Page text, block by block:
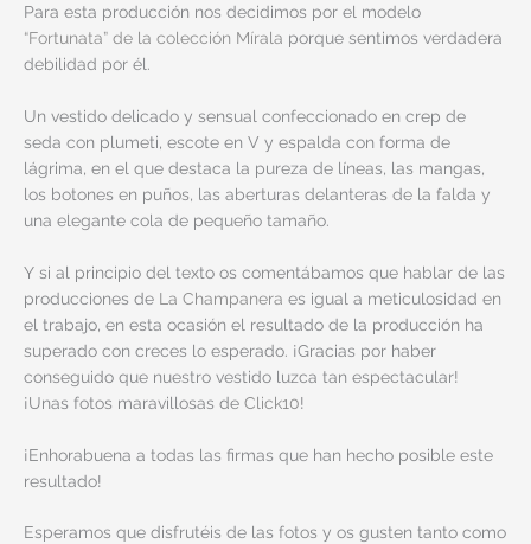
Para esta producción nos decidimos por el modelo
“Fortunata” de la colección Mírala porque sentimos verdadera
debilidad por él.
Un vestido delicado y sensual confeccionado en crep de
seda con plumeti, escote en V y espalda con forma de
lágrima, en el que destaca la pureza de líneas, las mangas,
los botones en puños, las aberturas delanteras de la falda y
una elegante cola de pequeño tamaño.
Y si al principio del texto os comentábamos que hablar de las
producciones de La Champanera es igual a meticulosidad en
el trabajo, en esta ocasión el resultado de la producción ha
superado con creces lo esperado. ¡Gracias por haber
conseguido que nuestro vestido luzca tan espectacular!
¡Unas fotos maravillosas de Click10!
¡Enhorabuena a todas las firmas que han hecho posible este
resultado!
Esperamos que disfrutéis de las fotos y os gusten tanto como